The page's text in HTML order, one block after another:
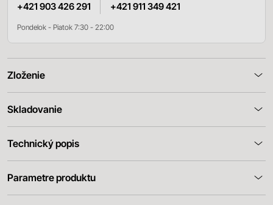
+421 903 426 291 +421 911 349 421
Pondelok - Piatok 7:30 - 22:00
Zloženie
Skladovanie
Technický popis
Parametre produktu